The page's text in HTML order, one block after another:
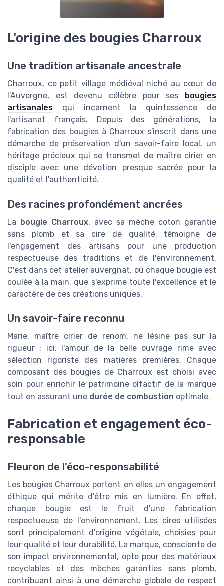
L'origine des bougies Charroux
Une tradition artisanale ancestrale
Charroux, ce petit village médiéval niché au cœur de
l'Auvergne, est devenu célèbre pour ses bougies
artisanales qui incarnent la quintessence de
l'artisanat français. Depuis des générations, la
fabrication des bougies à Charroux s'inscrit dans une
démarche de préservation d'un savoir-faire local, un
héritage précieux qui se transmet de maître cirier en
disciple avec une dévotion presque sacrée pour la
qualité et l'authenticité.
Des racines profondément ancrées
La bougie Charroux, avec sa mèche coton garantie
sans plomb et sa cire de qualité, témoigne de
l'engagement des artisans pour une production
respectueuse des traditions et de l'environnement.
C'est dans cet atelier auvergnat, où chaque bougie est
coulée à la main, que s'exprime toute l'excellence et le
caractère de ces créations uniques.
Un savoir-faire reconnu
Marie, maître cirier de renom, ne lésine pas sur la
rigueur : ici, l'amour de la belle ouvrage rime avec
sélection rigoriste des matières premières. Chaque
composant des bougies de Charroux est choisi avec
soin pour enrichir le patrimoine olfactif de la marque
tout en assurant une durée de combustion optimale.
Fabrication et engagement éco-
responsable
Fleuron de l'éco-responsabilité
Les bougies Charroux portent en elles un engagement
éthique qui mérite d'être mis en lumière. En effet,
chaque bougie est le fruit d'une fabrication
respectueuse de l'environnement. Les cires utilisées
sont principalement d'origine végétale, choisies pour
leur qualité et leur durabilité. La marque, consciente de
son impact environnemental, opte pour des matériaux
recyclables et des mèches garanties sans plomb,
contribuant ainsi à une démarche globale de respect